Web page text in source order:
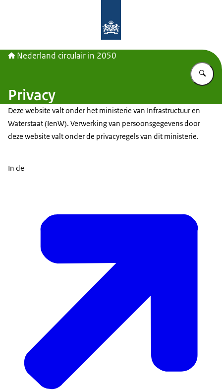
Nederland circulair in 2050
Privacy
Deze website valt onder het ministerie van Infrastructuur en
Waterstaat (IenW). Verwerking van persoonsgegevens door
deze website valt onder de privacyregels van dit ministerie.
In de